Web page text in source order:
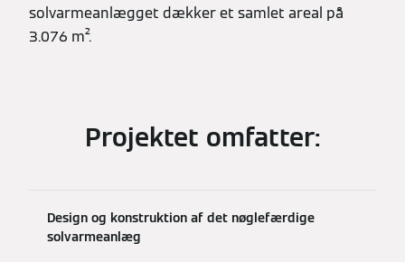
solvarmeanlægget dækker et samlet areal på
3.076 m².
Projektet omfatter:
Design og konstruktion af det nøglefærdige
solvarmeanlæg